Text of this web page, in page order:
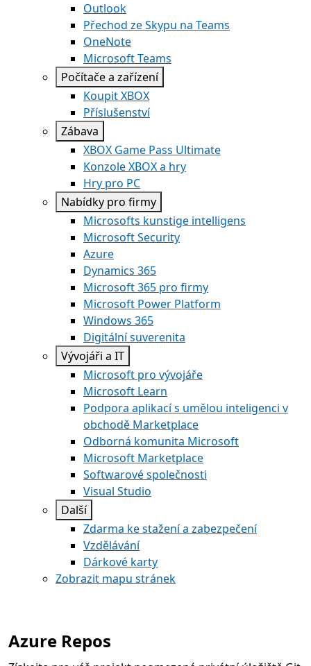
Outlook
Přechod ze Skypu na Teams
OneNote
Microsoft Teams
Počítače a zařízení
Koupit XBOX
Příslušenství
Zábava
XBOX Game Pass Ultimate
Konzole XBOX a hry
Hry pro PC
Nabídky pro firmy
Microsofts kunstige intelligens
Microsoft Security
Azure
Dynamics 365
Microsoft 365 pro firmy
Microsoft Power Platform
Windows 365
Digitální suverenita
Vývojáři a IT
Microsoft pro vývojáře
Microsoft Learn
Podpora aplikací s umělou inteligenci v
obchodě Marketplace
Odborná komunita Microsoft
Microsoft Marketplace
Softwarové společnosti
Visual Studio
Další
Zdarma ke stažení a zabezpečení
Vzdělávání
Dárkové karty
Zobrazit mapu stránek
Azure Repos